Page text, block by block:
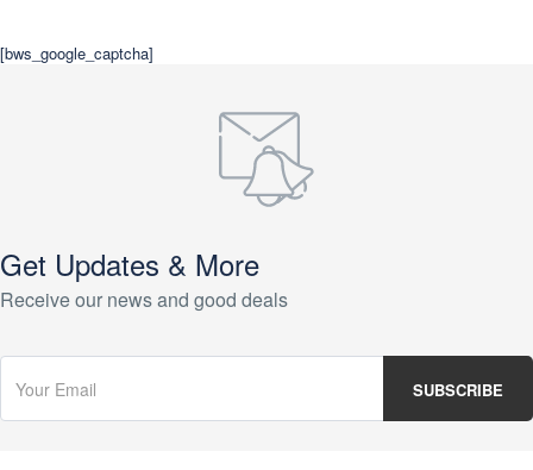
[bws_google_captcha]
Get Updates & More
Receive our news and good deals